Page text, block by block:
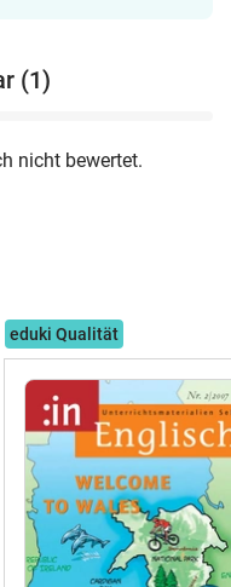
(1)
nicht bewertet.
eduki Qualität